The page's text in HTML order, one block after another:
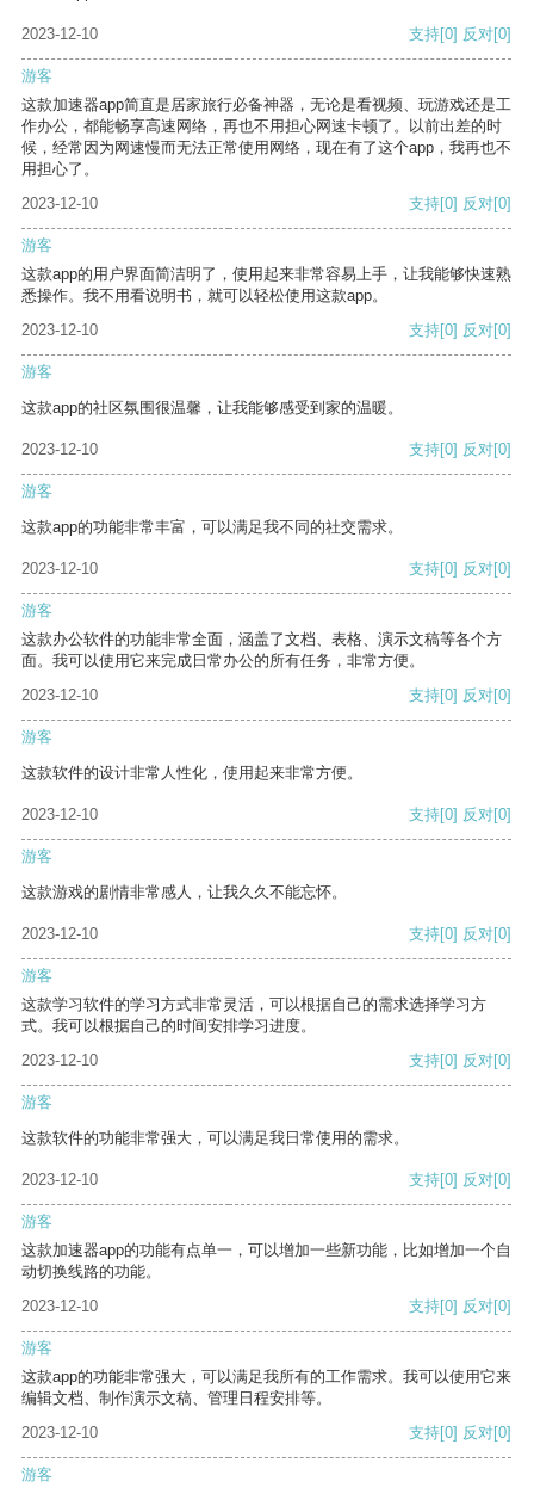
2023-12-10 支持[0] 反对[0]
游客
这款加速器app简直是居家旅行必备神器，无论是看视频、玩游戏还是工
作办公，都能畅享高速网络，再也不用担心网速卡顿了。以前出差的时
候，经常因为网速慢而无法正常使用网络，现在有了这个app，我再也不
用担心了。
2023-12-10
支持[0] 反对[0]
游客
这款app的用户界面简洁明了，使用起来非常容易上手，让我能够快速熟
悉操作。我不用看说明书，就可以轻松使用这款app。
2023-12-10
支持[0] 反对[0]
游客
这款app的社区氛围很温馨，让我能够感受到家的温暖。
2023-12-10 支持[0] 反对[0]
游客
这款app的功能非常丰富，可以满足我不同的社交需求。
2023-12-10 支持[0] 反对[0]
游客
这款办公软件的功能非常全面，涵盖了文档、表格、演示文稿等各个方
面。我可以使用它来完成日常办公的所有任务，非常方便。
2023-12-10
支持[0] 反对[0]
游客
这款软件的设计非常人性化，使用起来非常方便。
2023-12-10 支持[0] 反对[0]
游客
这款游戏的剧情非常感人，让我久久不能忘怀。
2023-12-10 支持[0] 反对[0]
游客
这款学习软件的学习方式非常灵活，可以根据自己的需求选择学习方
式。我可以根据自己的时间安排学习进度。
2023-12-10
支持[0] 反对[0]
游客
这款软件的功能非常强大，可以满足我日常使用的需求。
2023-12-10 支持[0] 反对[0]
游客
这款加速器app的功能有点单一，可以增加一些新功能，比如增加一个自
动切换线路的功能。
2023-12-10
支持[0] 反对[0]
游客
这款app的功能非常强大，可以满足我所有的工作需求。我可以使用它来
编辑文档、制作演示文稿、管理日程安排等。
2023-12-10
支持[0] 反对[0]
游客